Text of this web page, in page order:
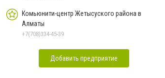
Комьюнити-центр Жетысуского района в
Алматы
+7(708)334-45-39
Добавить предприятие